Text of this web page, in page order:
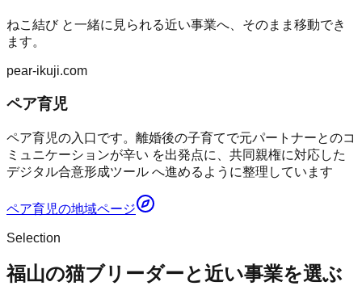
ねこ結びと一緒に見られる近い事業へ、そのまま移動でき
ます。
pear-ikuji.com
ペア育児
ペア育児の入口です。離婚後の子育てで元パートナーとのコ
ミュニケーションが辛い を出発点に、共同親権に対応した
デジタル合意形成ツール へ進めるように整理しています
ペア育児の地域ページ
Selection
福山の猫ブリーダーと近い事業を選ぶ